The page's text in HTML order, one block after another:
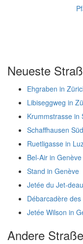
Neueste
Ehgraben in
Libiseggweg in
Krummstrasse in
Schaffhausen
Ruetligasse in
Bel-Air in Genève
Stand in Genève
Jetée du Jet-
Débarcadère
Jetée Wilson in
Andere